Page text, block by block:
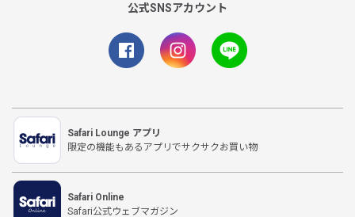
公式SNSアカウント
Safari Lounge アプリ
限定の機能もあるアプリでサクサクお買い物
Safari Online
Safari公式ウェブマガジン